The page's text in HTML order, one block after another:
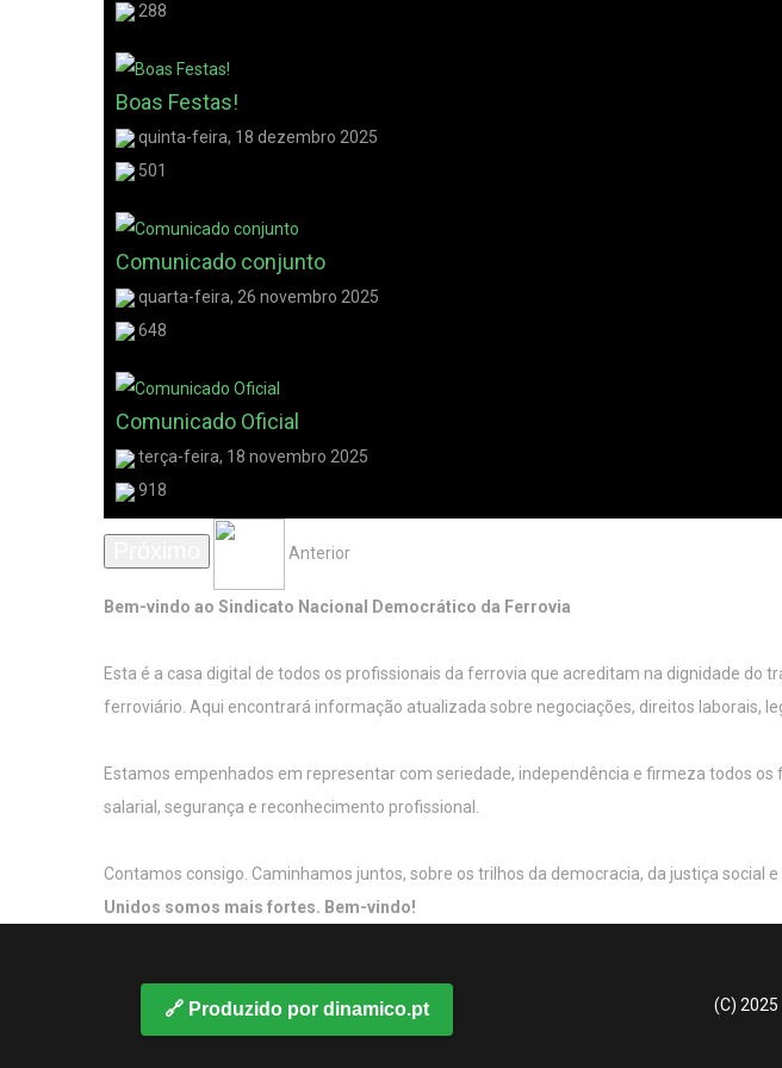
288
Boas Festas!
quinta-feira, 18 dezembro 2025
501
Comunicado conjunto
quarta-feira, 26 novembro 2025
648
Comunicado Oficial
terça-feira, 18 novembro 2025
918
Anterior
Bem-vindo ao Sindicato Nacional Democrático da Ferrovia
Esta é a casa digital de todos os profissionais da ferrovia que acreditam na dignidade
ferroviário. Aqui encontrará informação atualizada sobre negociações, direitos laborais,
Estamos empenhados em representar com seriedade, independência e firmeza todos
salarial, segurança e reconhecimento profissional.
Contamos consigo. Caminhamos juntos, sobre os trilhos da democracia, da justiça social
Unidos somos mais fortes. Bem-vindo!
🔗 Produzido por dinamico.pt (C) 2025